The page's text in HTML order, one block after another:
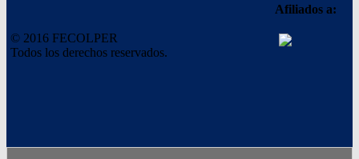
© 2016 FECOLPER
Todos los derechos reservados.
Afiliados a: